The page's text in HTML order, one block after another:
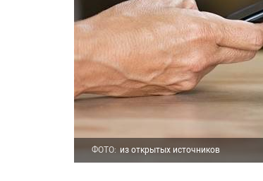
ФОТО: из открытых источников